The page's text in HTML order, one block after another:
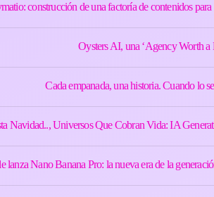
construcción de una factoría de contenidos
Oysters AI, una ‘Agency Worth a
Cada empanada, una historia. Cuando lo
Navidad.., Universos Que Cobran Vida: IA
lanza Nano Banana Pro: la nueva era de la